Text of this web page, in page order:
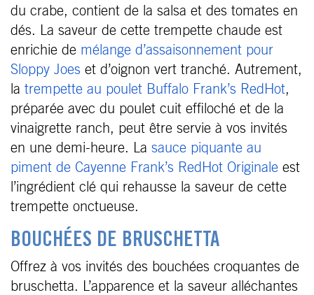
du crabe, contient de la salsa et des tomates en
dés. La saveur de cette trempette chaude est
enrichie de mélange d’assaisonnement pour
Sloppy Joes et d’oignon vert tranché. Autrement,
la trempette au poulet Buffalo Frank’s RedHot,
préparée avec du poulet cuit effiloché et de la
vinaigrette ranch, peut être servie à vos invités
en une demi-heure. La sauce piquante au
piment de Cayenne Frank’s RedHot Originale est
l’ingrédient clé qui rehausse la saveur de cette
trempette onctueuse.
BOUCHÉES DE BRUSCHETTA
Offrez à vos invités des bouchées croquantes de
bruschetta. L’apparence et la saveur alléchantes